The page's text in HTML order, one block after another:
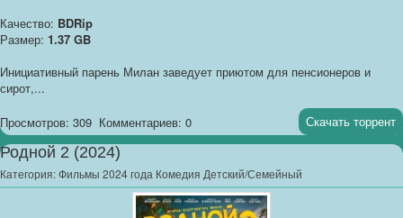
Качество: BDRip
Размер: 1.37 GB
Инициативный парень Милан заведует приютом для пенсионеров и
сирот,...
Просмотров: 309 Комментариев: 0 Скачать торрент
Родной 2 (2024)
Категория:Фильмы 2024 года Комедия Детский/Семейный